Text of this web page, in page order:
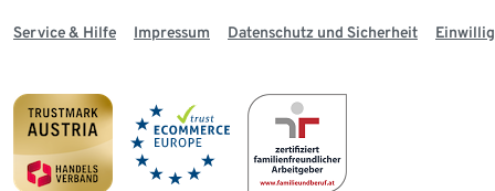
Service & Hilfe Impressum Datenschutz und Sicherheit